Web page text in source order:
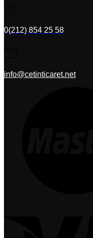
0(212) 854 25 58
info@cetinticaret.net